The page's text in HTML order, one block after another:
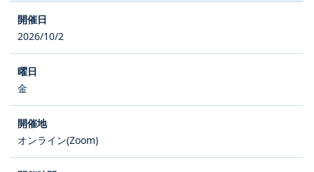
2026/10/2
金
オンライン(Zoom)